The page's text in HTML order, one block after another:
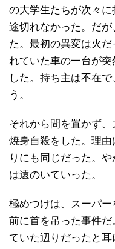
の大学生たちが次々
途切れなかった。だ
た。最初の異変は火
れていた車の一台が
した。持ち主は不在
う。
それから間を置かず
焼身自殺をした。理
りにも同じだった。
は遠のいていった。
極めつけは、スーパ
前に首を吊った事件
ていた辺りだったと